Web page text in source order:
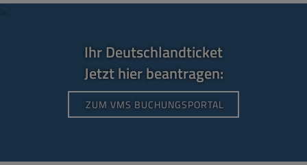
Ihr Deutschlandticket
Jetzt hier beantragen:
ZUM VMS BUCHUNGSPORTAL